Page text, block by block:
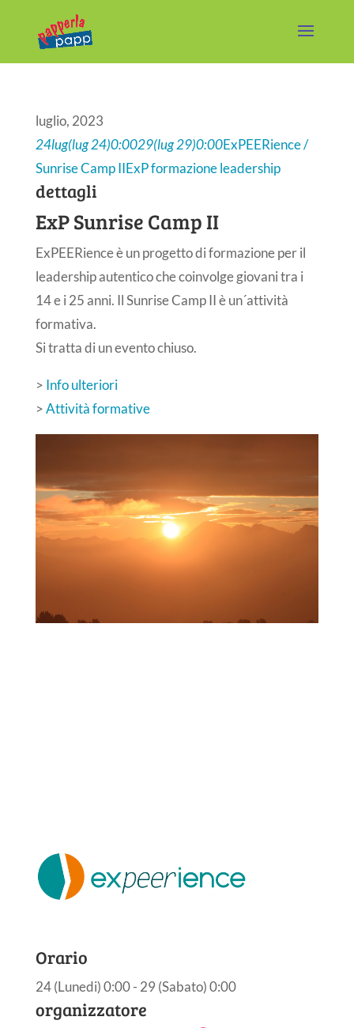
luglio, 2023
24lug(lug 24)0:0029(lug 29)0:00ExPEERience /
Sunrise Camp IIExP formazione leadership
dettagli
ExP Sunrise Camp II
ExPEERience è un progetto di formazione per il
leadership autentico che coinvolge giovani tra i
14 e i 25 anni. Il Sunrise Camp II è un´attività
formativa.
Si tratta di un evento chiuso.
> Info ulteriori
>Attività formative
Orario
24 (Lunedi) 0:00 - 29 (Sabato) 0:00
organizzatore